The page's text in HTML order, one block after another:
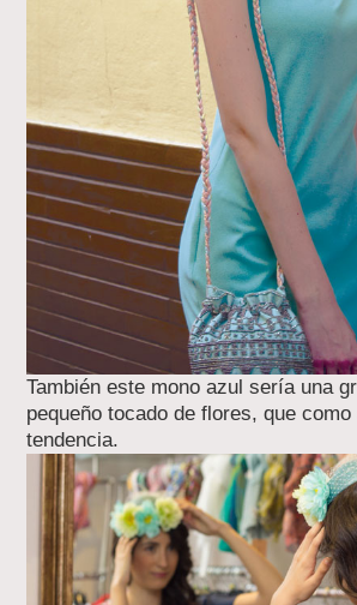
También este mono azul sería una
pequeño tocado de flores, que
tendencia.